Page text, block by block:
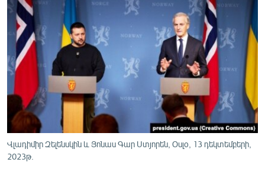
ՊԱՏԵՐԱԶՄԻ 6 ՇԱԲԱԹՆԵՐԸ
ՏԱՐԱԾԱՇՐՋԱՆ
ՄԻՋԱԶԳԱՅԻՆ
ՄՇԱԿՈՒՅԹ
ՍՊՈՐՏ
ՄԵԿՆԱԲԱՆՈՒԹՅՈՒՆ
ԿՈՐՈՆԱՎԻՐՈՒՍ
Վլադիմիր Զելենսկին և Յոնաս Գար Ստյորեն, Օսլօ, 13 դեկտեմբերի,
2023թ.